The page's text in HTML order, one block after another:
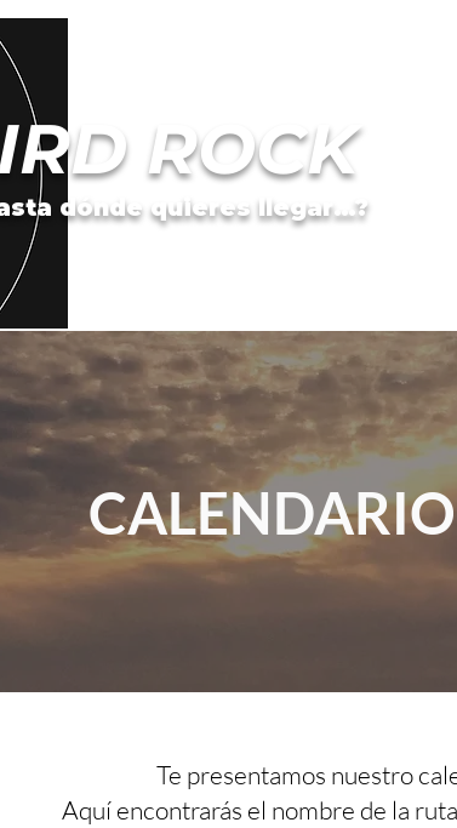
dónde quieres llegar…?
ROCK
Te presentamos nuestro
Aquí encontrarás el nombre de la